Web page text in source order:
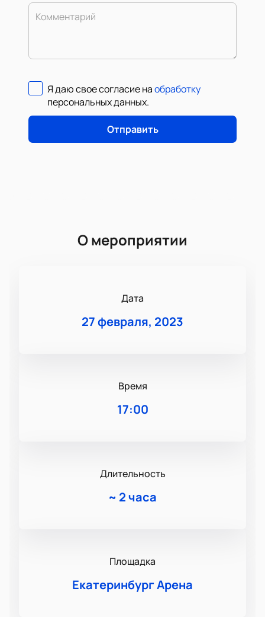
Комментарий
Я даю свое согласие наобработку
персональных данных.
Отправить
О мероприятии
Дата
27 февраля, 2023
Время
17:00
Длительность
~ 2 часа
Площадка
Екатеринбург Арена